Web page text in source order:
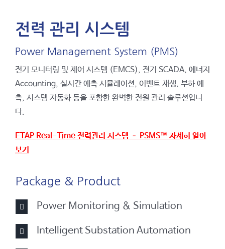
전력 관리 시스템
Power Management System (PMS)
전기 모니터링 및 제어 시스템 (EMCS), 전기 SCADA, 에너지
Accounting, 실시간 예측 시뮬레이션, 이벤트 재생, 부하 예
측, 시스템 자동화 등을 포함한 완벽한 전원 관리 솔루션입니
다.
ETAP Real-Time 전력관리 시스템 – PSMS™ 자세히 알아
보기
Package & Product
Power Monitoring & Simulation
Intelligent Substation Automation